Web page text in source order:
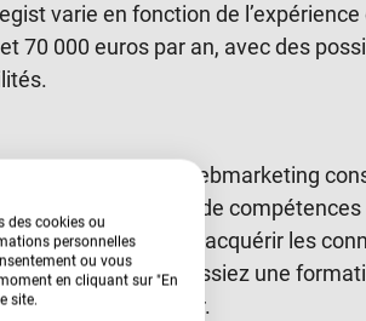
varie en fonction de
70 000 euros par an, avec des
& Webmarketing
équilibrée de
distance permet d’acquérir les
Que vous choisissiez une
exercer ce métier.
des cookies ou
personnelles
ou vous
en cliquant sur "En
site.